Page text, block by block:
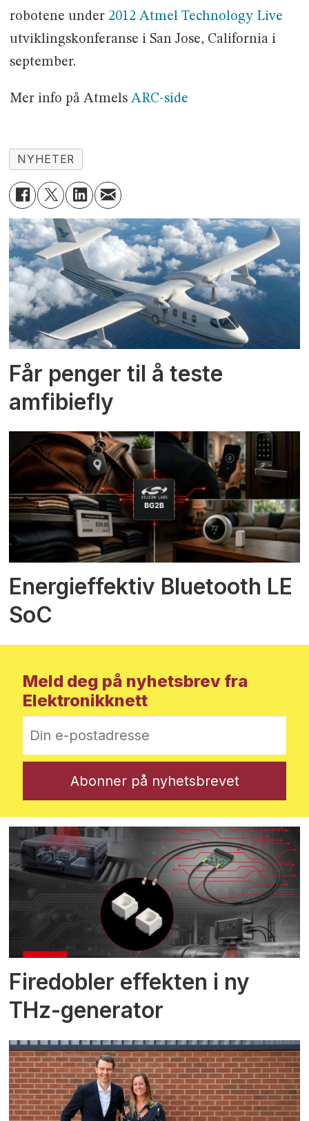
robotene under 2012 Atmel Technology Live
utviklingskonferanse i San Jose, California i
september.
Mer info på Atmels ARC-side
NYHETER
Får penger til å teste
amfibiefly
Energieffektiv Bluetooth LE
SoC
Meld deg på nyhetsbrev fra
Elektronikknett
Firedobler effekten i ny
THz-generator